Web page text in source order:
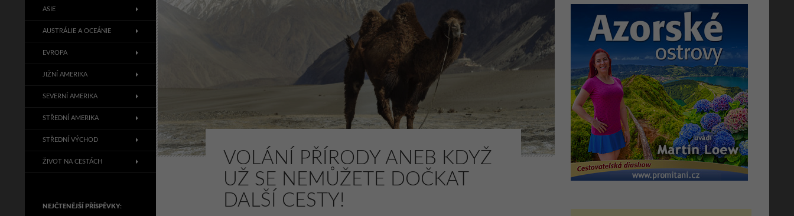
VOLÁNÍ PŘÍRODY ANEB KDYŽ
UŽ SE NEMŮŽETE DOČKAT
DALŠÍ CESTY!
ASIE
AUSTRÁLIE A OCEÁNIE
EVROPA
JIŽNÍ AMERIKA
SEVERNÍ AMERIKA
STŘEDNÍ AMERIKA
STŘEDNÍ VÝCHOD
ŽIVOT NA CESTÁCH
NEJČTENĚJŠÍ PŘÍSPĚVKY: